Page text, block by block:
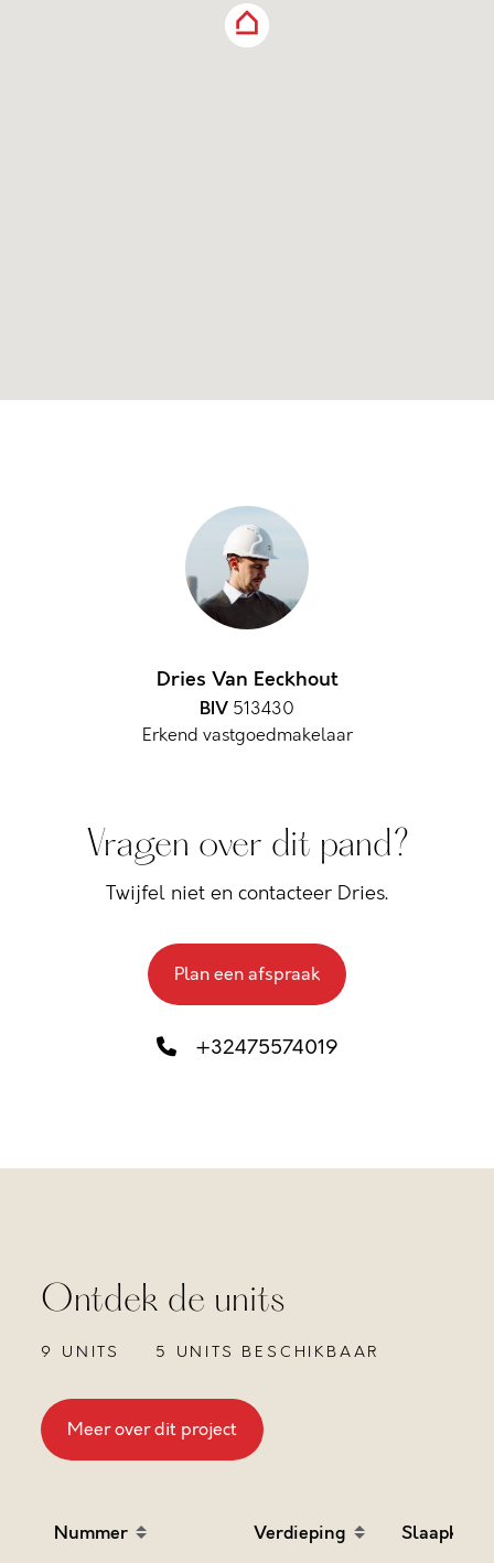
Dries Van Eeckhout
BIV 513430
Erkend vastgoedmakelaar
Vragen over dit pand?
Twijfel niet en contacteer Dries.
Plan een afspraak
+32475574019
Ontdek de units
9 UNITS 5 UNITS BESCHIKBAAR
Meer over dit project
Nummer
Sort table by Nummer in descending order
Verdieping
Sort table by